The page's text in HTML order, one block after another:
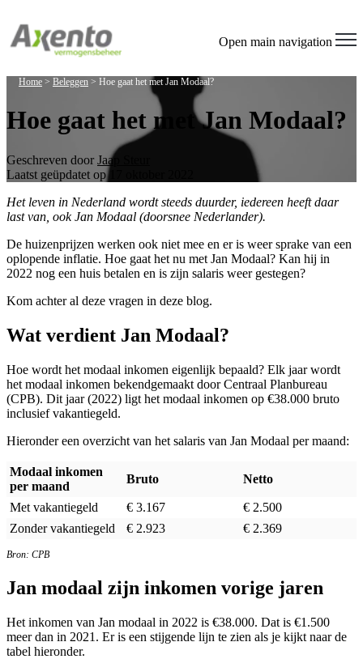
Open main navigation
Home > Beleggen > Hoe gaat het met Jan Modaal?
Hoe gaat het met Jan Modaal?
Geschreven door Jaap Steur
Laatst geüpdatet op 17 oktober 2022
Het leven in Nederland wordt steeds duurder, iedereen heeft daar
last van, ook Jan Modaal (doorsnee Nederlander).
De huizenprijzen werken ook niet mee en er is weer sprake van een
oplopende inflatie. Hoe gaat het nu met Jan Modaal? Kan hij in
2022 nog een huis betalen en is zijn salaris weer gestegen?
Kom achter al deze vragen in deze blog.
Wat verdient Jan Modaal?
Hoe wordt het modaal inkomen eigenlijk bepaald? Elk jaar wordt
het modaal inkomen bekendgemaakt door Centraal Planbureau
(CPB). Dit jaar (2022) ligt het modaal inkomen op €38.000 bruto
inclusief vakantiegeld.
Hieronder een overzicht van het salaris van Jan Modaal per maand:
Modaal inkomen
per maand
Bruto Netto
Met vakantiegeld € 3.167
€ 2.500
Zonder vakantiegeld
€ 2.923 € 2.369
Bron: CPB
Jan modaal zijn inkomen vorige jaren
Het inkomen van Jan modaal in 2022 is €38.000. Dat is €1.500
meer dan in 2021. Er is een stijgende lijn te zien als je kijkt naar de
tabel hieronder.